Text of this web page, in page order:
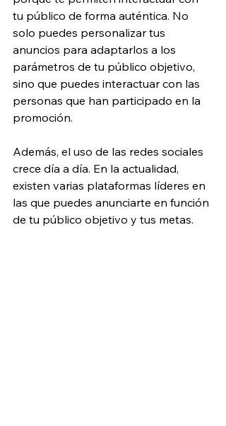
tu público de forma auténtica. No
solo puedes personalizar tus
anuncios para adaptarlos a los
parámetros de tu público objetivo,
sino que puedes interactuar con las
personas que han participado en la
promoción.
Además, el uso de las redes sociales
crece día a día. En la actualidad,
existen varias plataformas líderes en
las que puedes anunciarte en función
de tu público objetivo y tus metas.